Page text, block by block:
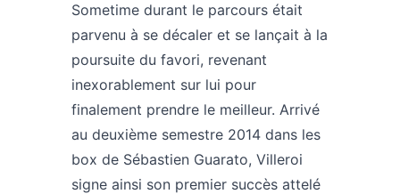
Sometime durant le parcours était
parvenu à se décaler et se lançait à la
poursuite du favori, revenant
inexorablement sur lui pour
finalement prendre le meilleur. Arrivé
au deuxième semestre 2014 dans les
box de Sébastien Guarato, Villeroi
signe ainsi son premier succès attelé